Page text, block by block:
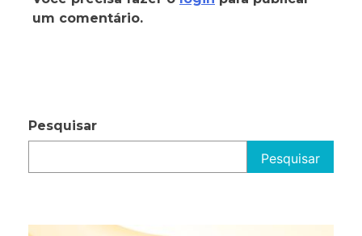
um comentário.
Pesquisar
Pesquisar